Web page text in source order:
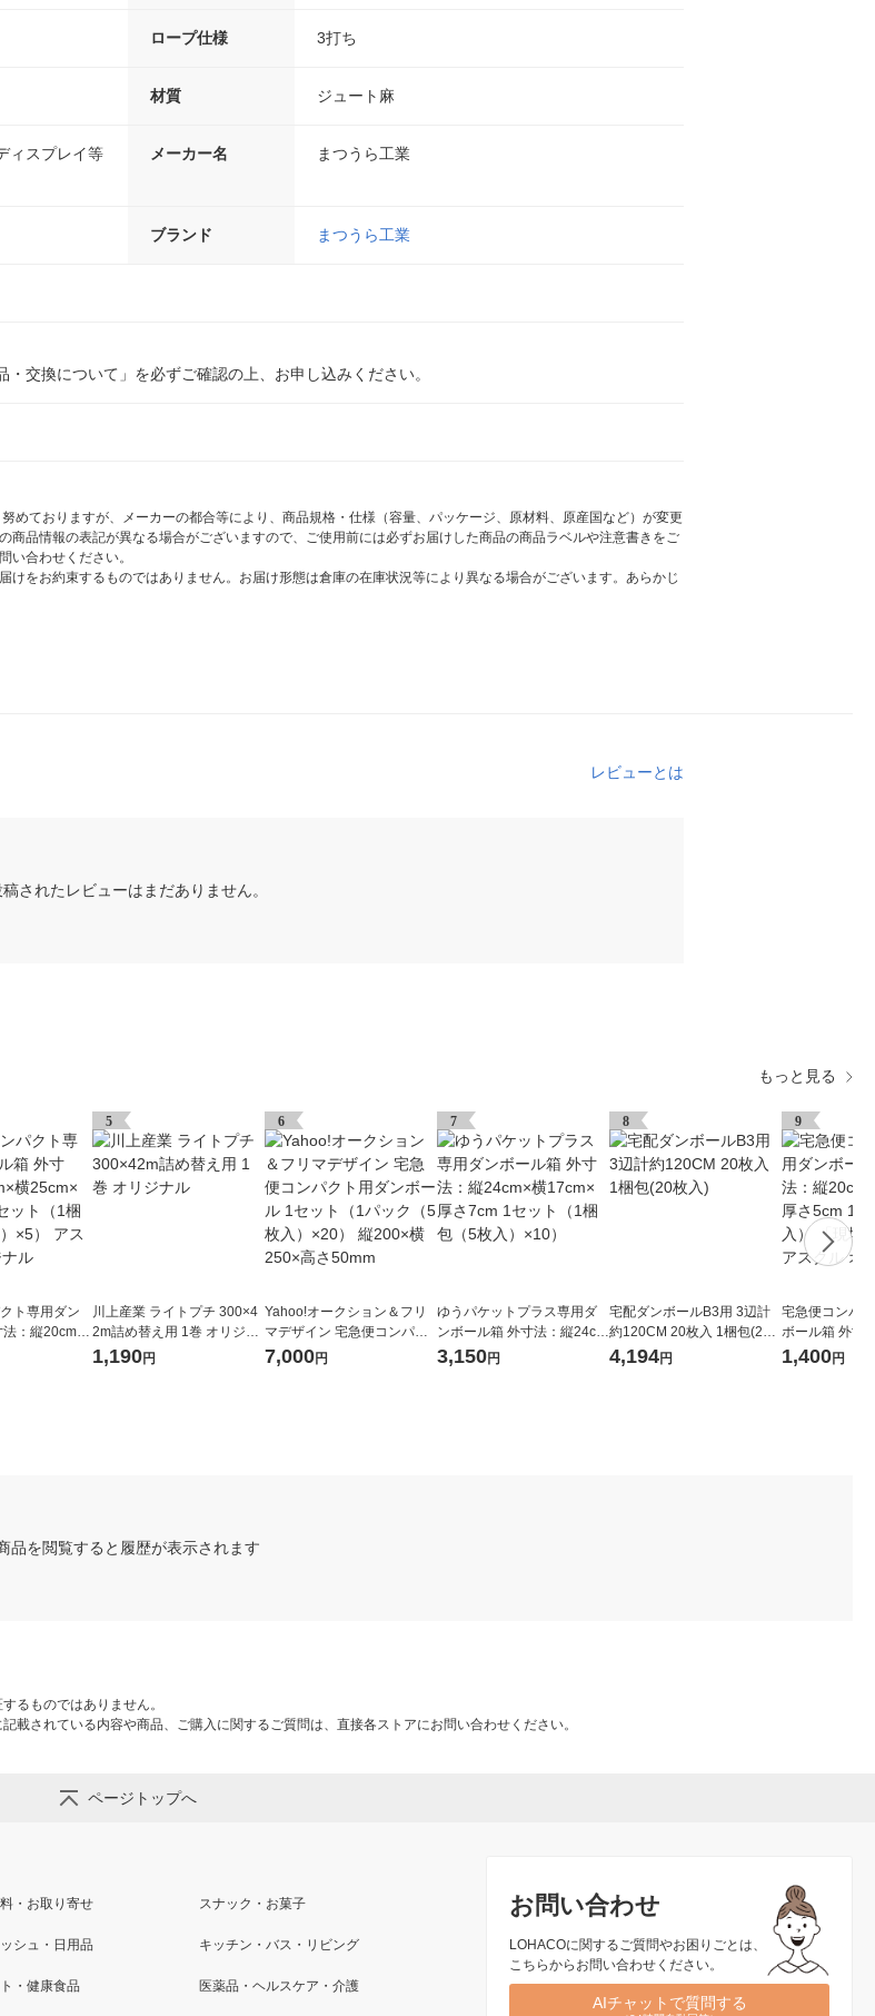
ロープ仕様 3打ち
材質 ジュート麻
ィスプレイ等
メーカー名 まつうら工業
ブランド まつうら工業
交換について」を必ずご確認の上、お申し込みください。
めておりますが、メーカーの都合等により、商品規格・仕様（容量、パッケージ、原材料、原産国など）が変更
品情報の表記が異なる場合がございますので、ご使用前には必ずお届けした商品の商品ラベルや注意書きをご
い合わせください。
をお約束するものではありません。お届け形態は倉庫の在庫状況等により異なる場合がございます。あらかじ
レビューとは
稿されたレビューはまだありません。
もっと見る
ト専用ダン
法：縦20cm×
1セット
5
川上産業 ライトプチ 300×4
2m詰め替え用 1巻 オリジナ
ル
1,190円
6
Yahoo!オークション＆フリ
マデザイン 宅急便コンパク
ト用ダンボール 1セット（1
7,000円
7
ゆうパケットプラス専用ダ
ンボール箱 外寸法：縦24cm
×横17cm×厚さ7cm 1セット
3,150円
8
宅配ダンボールB3用 3辺計
約120CM 20枚入 1梱包(20
枚入)
4,194円
9
宅急便コンパ
ボール箱 外寸
横25cm×厚さ
1,400円
品を閲覧すると履歴が表示されます
るものではありません。
されている内容や商品、ご購入に関するご質問は、直接各ストアにお問い合わせください。
ページトップへ
お問い合わせ
LOHACOに関するご質問やお困りごとは、
こちらからお問い合わせください。
AIチャットで質問する
・お取り寄せ スナック・お菓子
シュ・日用品 キッチン・バス・リビング
・健康食品 医薬品・ヘルスケア・介護